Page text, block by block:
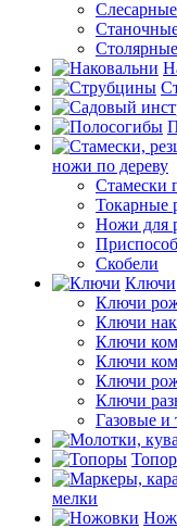
ножи по дереву
Стамески
Токарные
Ножи для
Скобели
Ключи
Ключи
Ключи
Ключи
Ключи
Ключи
Ключи
Газовые и
мелки